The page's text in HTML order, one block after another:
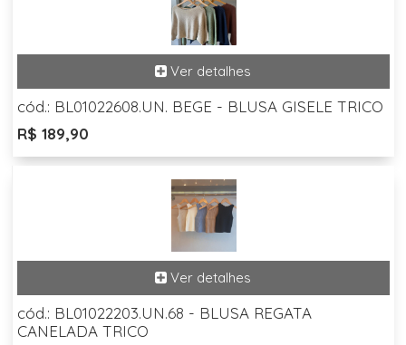
cód.: BL01022608.UN. BEGE - BLUSA GISELE TRICO
R$ 189,90
cód.: BL01022203.UN.68 - BLUSA REGATA
CANELADA TRICO